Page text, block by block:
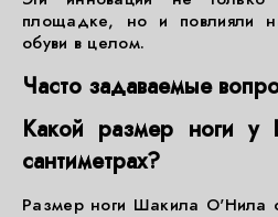
площадке, но и повлияли
обуви в целом.
Часто задаваемые
Какой размер ноги
сантиметрах?
Размер ноги Шакила О'Нила